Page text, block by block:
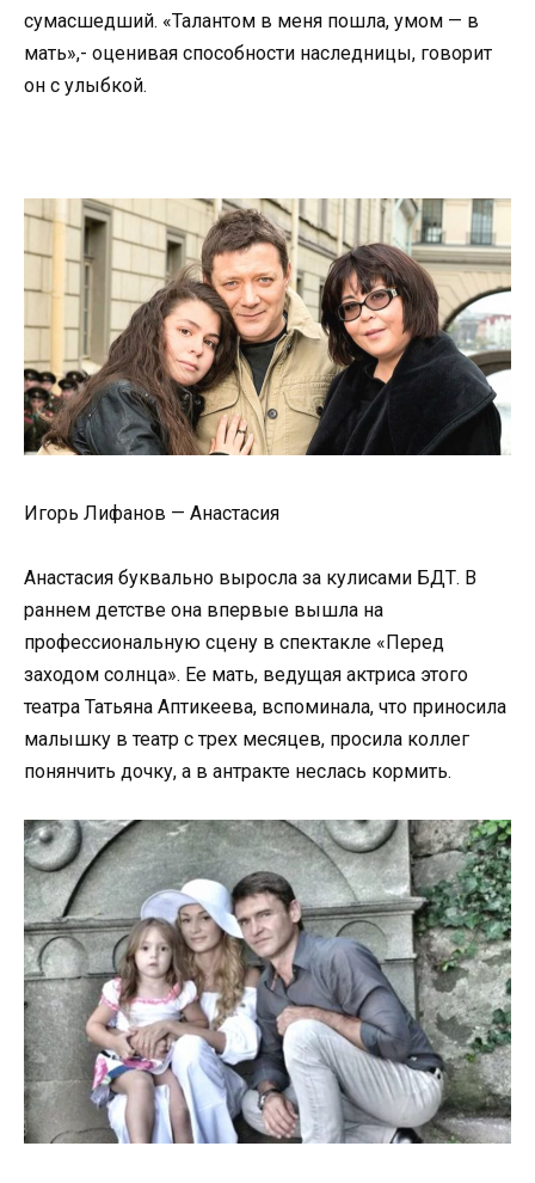
сумасшедший. «Талантом в меня пошла, умом — в
мать»,- оценивая способности наследницы, говорит
он с улыбкой.
Игорь Лифанов — Анастасия
Анастасия буквально выросла за кулисами БДТ. В
раннем детстве она впервые вышла на
профессиональную сцену в спектакле «Перед
заходом солнца». Ее мать, ведущая актриса этого
театра Татьяна Аптикеева, вспоминала, что приносила
малышку в театр с трех месяцев, просила коллег
понянчить дочку, а в антракте неслась кормить.